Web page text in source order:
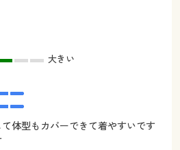
大きい
体型もカバーできて着やすいです